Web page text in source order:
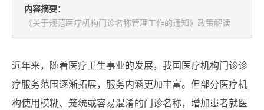
内容摘要：
《关于规范医疗机构门诊名称管理工作的通知》政策解读
近年来，随着医疗卫生事业的发展，我国医疗机构门诊诊
疗服务范围逐渐拓展，服务内涵更加丰富。但部分医疗机
构使用模糊、笼统或容易混淆的门诊名称，增加患者就医